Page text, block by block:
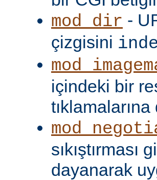
mod_dir -
çizgisini
içindeki bir
sıkıştırması
dayanarak